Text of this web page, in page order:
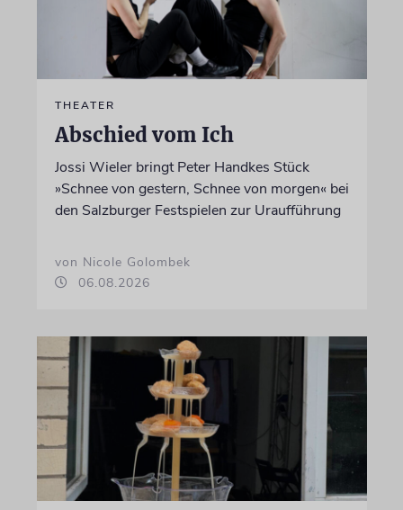
THEATER
Abschied vom Ich
Jossi Wieler bringt Peter Handkes Stück
»Schnee von gestern, Schnee von morgen« bei
den Salzburger Festspielen zur Uraufführung
von Nicole Golombek
06.08.2026